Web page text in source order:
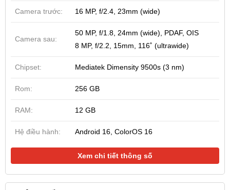
Camera trước: 16 MP, f/2.4, 23mm (wide)
Camera sau:
50 MP, f/1.8, 24mm (wide), PDAF, OIS
8 MP, f/2.2, 15mm, 116˚ (ultrawide)
Chipset: Mediatek Dimensity 9500s (3 nm)
Rom: 256 GB
RAM: 12 GB
Hệ điều hành: Android 16, ColorOS 16
Xem chi tiết thông số